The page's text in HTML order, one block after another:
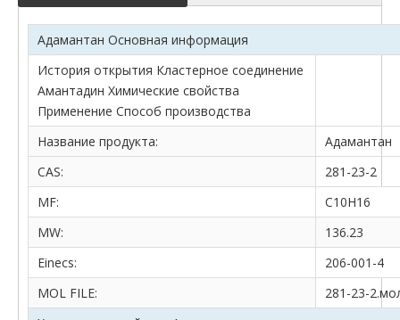
Адамантан Основная информация
История открытия Кластерное соединение
Амантадин Химические свойства
Применение Способ производства
Название продукта:
Адамантан
CAS:
281-23-2
MF:
C10H16
MW:
136.23
Einecs:
206-001-4
MOL FILE:
281-23-